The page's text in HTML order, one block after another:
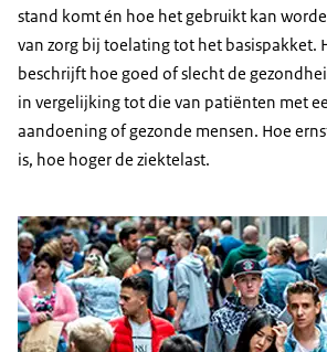
stand komt én hoe het gebruikt kan
van zorg bij toelating tot het basispakket.
beschrijft hoe goed of slecht de
in vergelijking tot die van patiënten met
aandoening of gezonde mensen. Hoe
is, hoe hoger de ziektelast.